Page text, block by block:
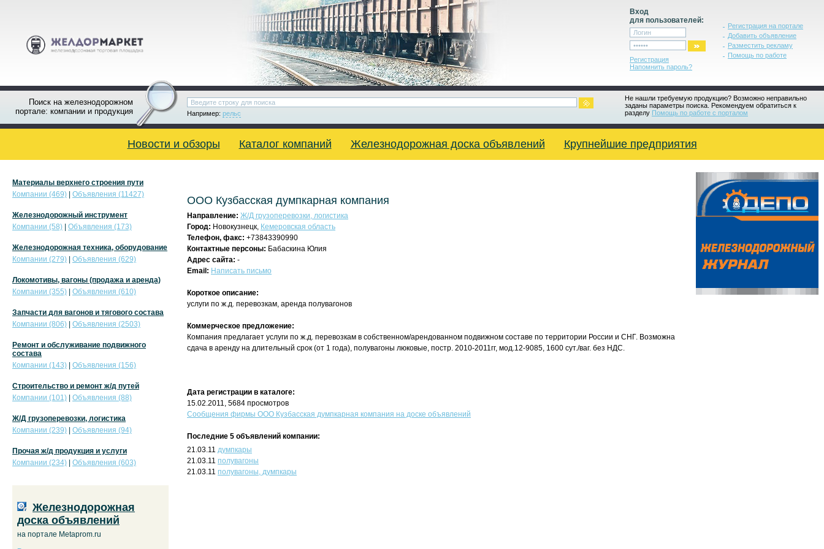
Вход
для пользователей:
Регистрация
Напомнить пароль?
Регистрация на портале
Добавить объявление
Разместить рекламу
Помощь по работе
Поиск на железнодорожном
портале: компании и продукция
Не нашли требуемую продукцию? Возможно неправильно
заданы параметры поиска. Рекомендуем обратиться к
разделу Помощь по работе с порталом
Например: рельс
Новости и обзоры Каталог компаний Железнодорожная доска объявлений Крупнейшие предприятия
ООО Кузбасская думпкарная компания
Направление: Ж/Д грузоперевозки, логистика
Город: Новокузнецк, Кемеровская область
Телефон, факс: +73843390990
Контактные персоны: Бабаскина Юлия
Адрес сайта: -
Email: Написать письмо
Короткое описание:
услуги по ж.д. перевозкам, аренда полувагонов
Коммерческое предложение:
Компания предлагает услуги по ж.д. перевозкам в собственном/арендованном подвижном составе по территории России и СНГ. Возможна
сдача в аренду на длительный срок (от 1 года), полувагоны люковые, постр. 2010-2011гг, мод.12-9085, 1600 сут./ваг. без НДС.
Дата регистрации в каталоге:
15.02.2011, 5684 просмотров
Сообщения фирмы ООО Кузбасская думпкарная компания на доске объявлений
Последние 5 объявлений компании:
21.03.11 думпкары
21.03.11 полувагоны
21.03.11 полувагоны, думпкары
Материалы верхнего строения пути
Компании (469)
Объявления (11427)
Железнодорожный инструмент
Компании (58)
Объявления (173)
Железнодорожная техника, оборудование
Компании (279)
Объявления (629)
Локомотивы, вагоны (продажа и аренда)
Компании (355)
Объявления (610)
Запчасти для вагонов и тягового состава
Компании (806)
Объявления (2503)
Ремонт и обслуживание подвижного
состава
Компании (143)
Объявления (156)
Строительство и ремонт ж/д путей
Компании (101)
Объявления (88)
Ж/Д грузоперевозки, логистика
Компании (239)
Объявления (94)
Прочая ж/д продукция и услуги
Компании (234)
Объявления (603)
Железнодорожная
доска объявлений
на портале Metaprom.ru